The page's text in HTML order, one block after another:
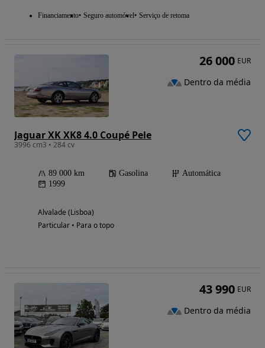
Financiamento Seguro automóvel Serviço de retoma
Jaguar XK XK8 4.0 Coupé Pele
3996 cm3 • 284 cv
89 000 km Gasolina
Automática
1999
Alvalade (Lisboa)
Particular • Para o topo
26 000 EUR
Dentro da média
43 990 EUR
Dentro da média